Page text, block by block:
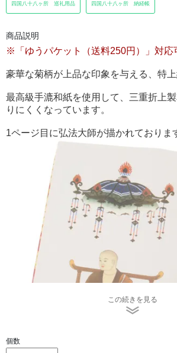
四国八十八ヶ所 巡礼用品 四国八十八ヶ所 納経帳
商品説明
※「ゆうパケット（送料250円）」対応
豪華な菊柄が上品な印象を与える、特上
最高級手漉和紙を使用して、三重折上
りにくくなっています。
1ページ目に弘法大師が描かれておりま
この続きを見る
個数